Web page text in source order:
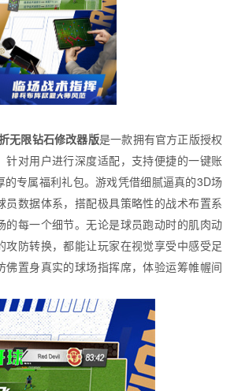
无限钻石修改器版是一款拥有官方正版授权
针对用户进行深度适配，支持便捷的一键账
的专属福利礼包。游戏凭借细腻逼真的3D场
员数据体系，搭配极具策略性的战术布置系
的每一个细节。无论是球员跑动时的肌肉动
攻防转换，都能让玩家在视觉享受中感受足
佛置身真实的球场指挥席，体验运筹帷幄间